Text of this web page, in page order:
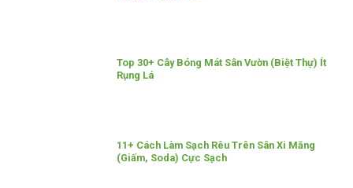
Top 30+ Cây Bóng Mát Sân Vườn (Biệt Thự) Ít
Rụng Lá
11+ Cách Làm Sạch Rêu Trên Sân Xi Măng
(Giấm, Soda) Cực Sạch